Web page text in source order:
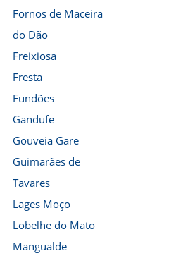
Fornos de Maceira
do Dão
Freixiosa
Fresta
Fundões
Gandufe
Gouveia Gare
Guimarães de
Tavares
Lages Moço
Lobelhe do Mato
Mangualde